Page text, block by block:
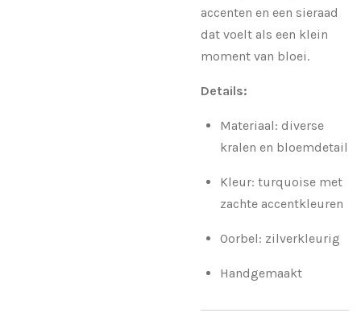
accenten en een sieraad
dat voelt als een klein
moment van bloei.
Details:
Materiaal: diverse
kralen en bloemdetail
Kleur: turquoise met
zachte accentkleuren
Oorbel: zilverkleurig
Handgemaakt